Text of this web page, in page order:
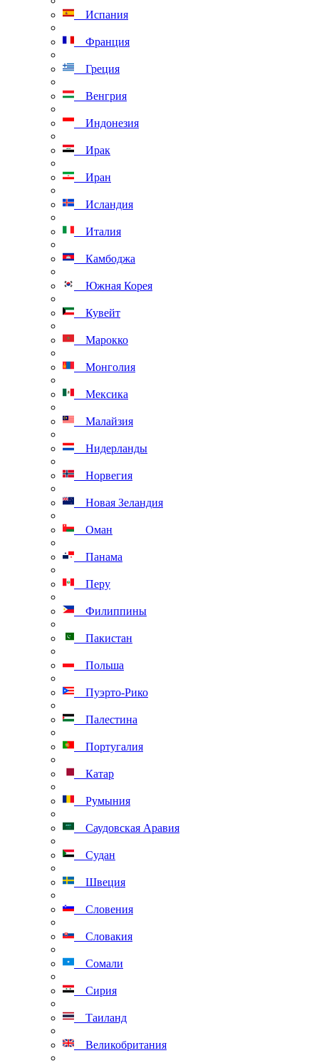
Испания
Франция
Греция
Венгрия
Индонезия
Ирак
Иран
Исландия
Италия
Камбоджа
Южная Корея
Кувейт
Марокко
Монголия
Мексика
Малайзия
Нидерланды
Норвегия
Новая Зеландия
Оман
Панама
Перу
Филиппины
Пакистан
Польша
Пуэрто-Рико
Палестина
Португалия
Катар
Румыния
Саудовская Аравия
Судан
Швеция
Словения
Словакия
Сомали
Сирия
Таиланд
Великобритания